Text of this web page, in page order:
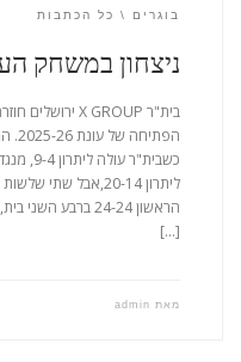
בוגרים כל הכתבות
ניצחון במשחק
ליתרון 20-14,אבל
הראשון 24-24
[…]
מאת admin